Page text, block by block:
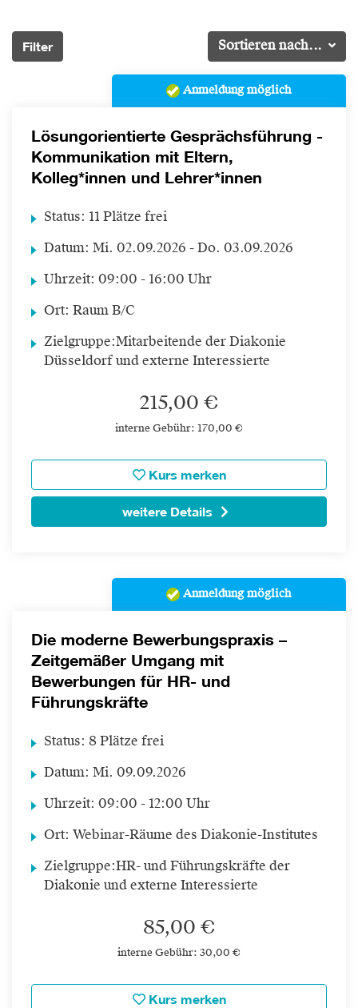
Sortieren nach...
Filter
Anmeldung möglich
Lösungorientierte Gesprächsführung -
Kommunikation mit Eltern,
Kolleg*innen und Lehrer*innen
Status: 11 Plätze frei
Datum: Mi. 02.09.2026 - Do. 03.09.2026
Uhrzeit: 09:00 - 16:00 Uhr
Ort: Raum B/C
Zielgruppe:Mitarbeitende der Diakonie
Düsseldorf und externe Interessierte
215,00 €
interne Gebühr: 170,00 €
Kurs merken
weitere Details
Anmeldung möglich
Die moderne Bewerbungspraxis –
Zeitgemäßer Umgang mit
Bewerbungen für HR- und
Führungskräfte
Status: 8 Plätze frei
Datum: Mi. 09.09.2026
Uhrzeit: 09:00 - 12:00 Uhr
Ort: Webinar-Räume des Diakonie-Institutes
Zielgruppe:HR- und Führungskräfte der
Diakonie und externe Interessierte
85,00 €
interne Gebühr: 30,00 €
Kurs merken